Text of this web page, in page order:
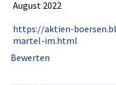
August 2022
https://ak­tien-
marte­l-im.html
Bewerten